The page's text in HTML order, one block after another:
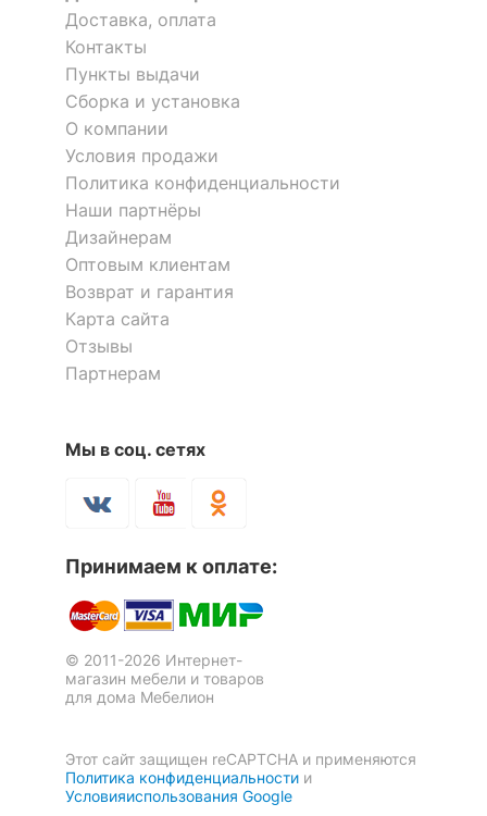
Доставка, оплата
Контакты
Пункты выдачи
Сборка и установка
О компании
Условия продажи
Политика конфиденциальности
Наши партнёры
Дизайнерам
Оптовым клиентам
Возврат и гарантия
Карта сайта
Отзывы
Партнерам
Мы в соц. сетях
Принимаем к оплате:
© 2011-2026 Интернет-
магазин мебели и товаров
для дома Мебелион
Этот сайт защищен reCAPTCHA и применяются
Политика конфиденциальности и
Условияиспользования Google